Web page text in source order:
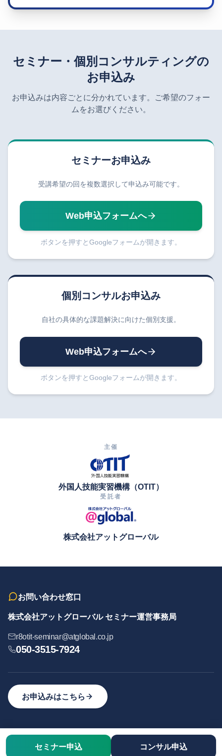
セミナー・個別コンサルティングの
お申込み
お申込みは内容ごとに分かれています。ご希望のフォー
ムをお選びください。
セミナーお申込み
受講希望の回を複数選択して申込み可能です。
Web申込フォームへ
ボタンを押すとGoogleフォームが開きます。
個別コンサルお申込み
自社の具体的な課題解決に向けた個別支援。
Web申込フォームへ
ボタンを押すとGoogleフォームが開きます。
主催
外国人技能実習機構（OTIT）
受託者
株式会社アットグローバル
お問い合わせ窓口
株式会社アットグローバル セミナー運営事務局
r8otit-seminar@atglobal.co.jp
050-3515-7924
お申込みはこちら
セミナー申込 コンサル申込